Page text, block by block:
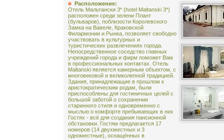
Расположение:
Отель Мальтански 3* (hotel Maltanski 3*)
расположен среди зелени Плант
(бульваров), поблизости Королевского
Замка на Вавеле, Краковской
Филармонии и Рынка, позволяет свободно
участвовать в культурных и
туристических развлечениях города.
Непосредственное соседство главных
учреждений города и фирм поможет Вам
в профессиональных контактах. Отель
Maltanski является камерным объектом, с
многовековой и великолепной традицией.
Здания, принадлежащие в прошлом к
аристократическим родам, были
приспособлены для гостиничных целей с
большой заботой о сохранении
старинного стиля и одновременно с
мыслью о комфорте пребывающих в них
Гостях - всё для создания пансионной
обстановки. Гостям предлагается 17
номеров (14 двухместных и 3
одноместные), оснащённых в